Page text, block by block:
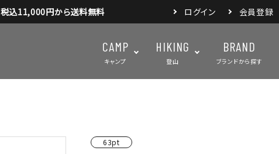
税込11,000円から送料無料 ログイン 会員登録
CAMP
キャンプ
テント・タープ
マット・グランドシート
HIKING
登山
BRAND
ブランドから探す
63pt